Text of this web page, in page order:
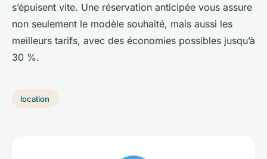
s’épuisent vite. Une réservation anticipée vous assure
non seulement le modèle souhaité, mais aussi les
meilleurs tarifs, avec des économies possibles jusqu’à
30 %.
location